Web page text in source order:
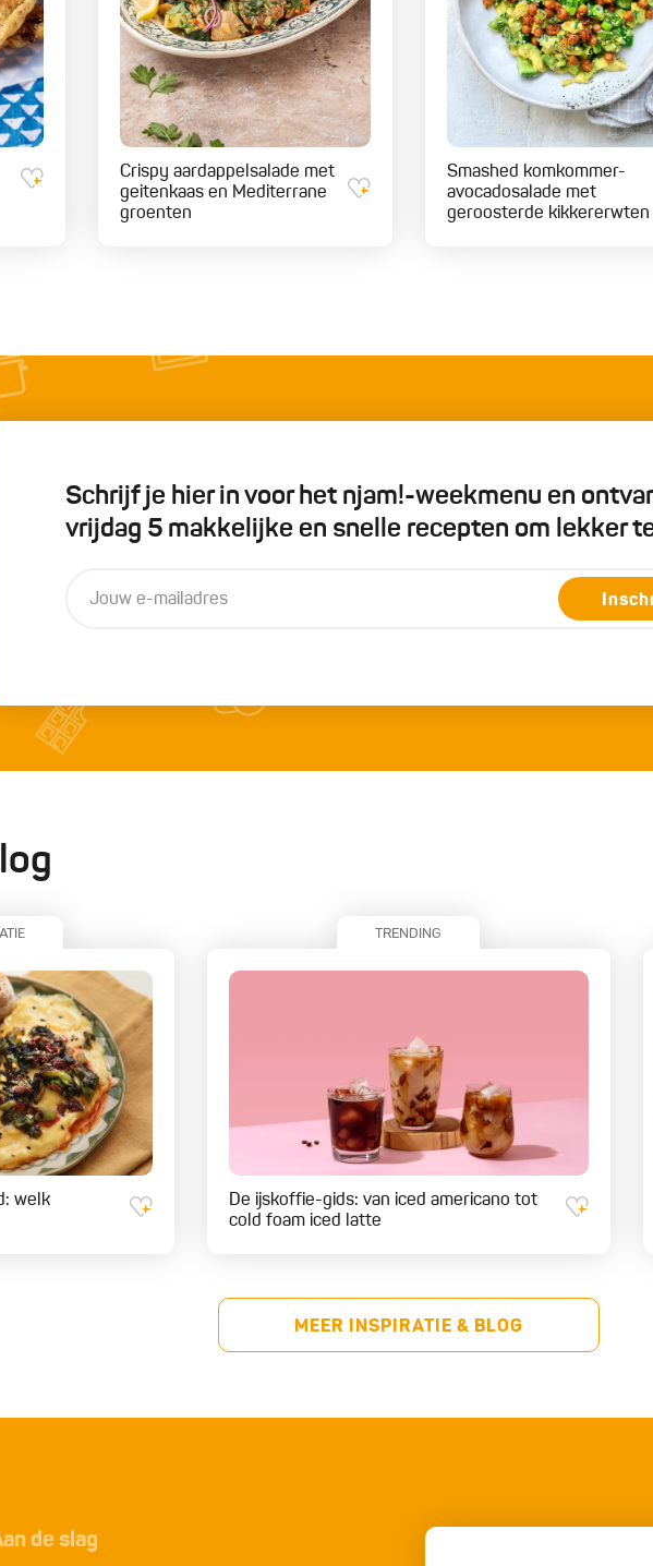
Crispy aardappelsalade met
geitenkaas en Mediterrane
groenten
Smashed komkommer-
avocadosalade met
geroosterde kikkererwten
Schrijf je hier in voor het njam!-weekmenu en
vrijdag 5 makkelijke en snelle recepten om lekker
welk
TRENDING
De ijskoffie-gids: van iced americano tot
cold foam iced latte
MEER INSPIRATIE & BLOG
de slag